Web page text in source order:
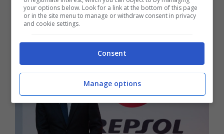
Gp e sarà ricollocato nell’area automobili
your options below. Look for a link at the bottom of this page
or in the site menu to manage or withdraw consent in privacy
and cookie settings.
Consent
Manage options